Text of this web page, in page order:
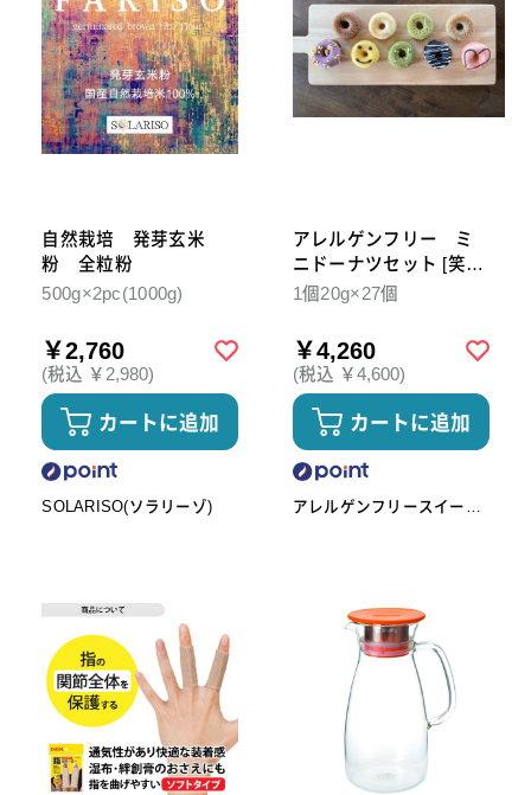
自然栽培 発芽玄米
粉 全粒粉
500g×2pc(1000g)
￥2,760
(税込 ￥2,980)
カートに追加
SOLARISO(ソラリーゾ)
アレルゲンフリー ミ
ニドーナツセット [笑-
emi]
1個20g×27個
￥4,260
(税込 ￥4,600)
カートに追加
アレルゲンフリースイーツ